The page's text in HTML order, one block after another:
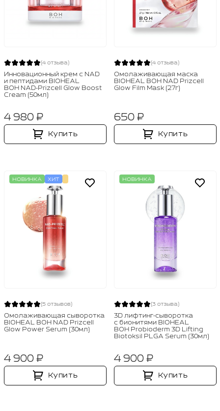
(4 отзыва)
Инновационный крем с NAD
и пептидами BIOHEAL
BOH NAD‑Prizcell Glow Boost
Cream (50мл)
4 980 ₽
Купить
(4 отзыва)
Омолаживающая маска
BIOHEAL BOH NAD Prizcell
Glow Film Mask (27г)
650 ₽
Купить
НОВИНКА ХИТ
(5 отзывов)
Омолаживающая сыворотка
BIOHEAL BOH NAD Prizcell
Glow Power Serum (30мл)
4 900 ₽
Купить
НОВИНКА
(3 отзыва)
3D лифтинг‑сыворотка
с бионитями BIOHEAL
BOH Probioderm 3D Lifting
Biotoksil PLGA Serum (30мл)
4 900 ₽
Купить